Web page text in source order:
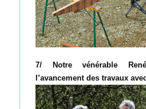
7/ Notre vénérable
l’avancement des travaux